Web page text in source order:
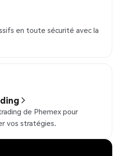
en toute sécurité avec la
de Phemex pour
vos stratégies.